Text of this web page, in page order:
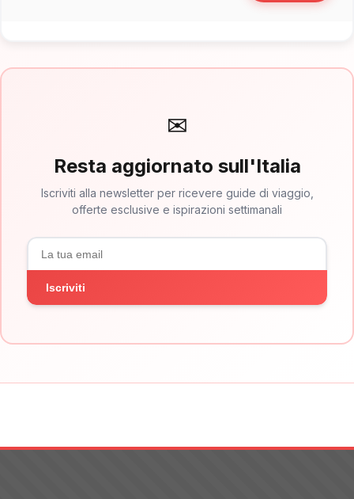
✉
Resta aggiornato sull'Italia
Iscriviti alla newsletter per ricevere guide di viaggio,
offerte esclusive e ispirazioni settimanali
Iscriviti